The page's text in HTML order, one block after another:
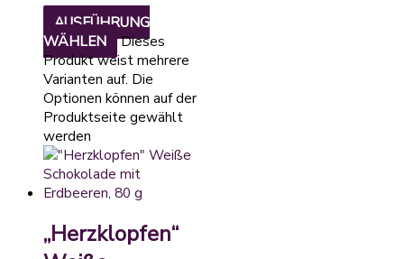
AUSFÜHRUNG
WÄHLEN
Dieses
Produkt weist mehrere
Varianten auf. Die
Optionen können auf der
Produktseite gewählt
werden
„Herzklopfen“